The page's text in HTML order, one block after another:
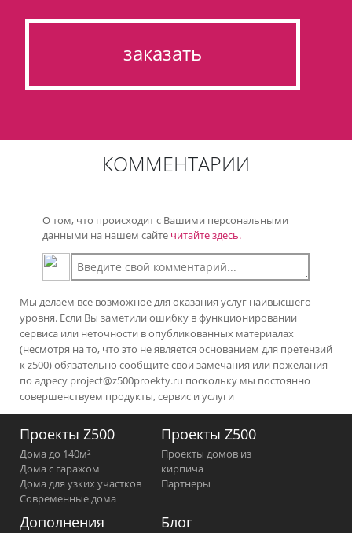
заказать
КОММЕНТАРИИ
О том, что происходит с Вашими персональными
данными на нашем сайте читайте здесь.
Мы делаем все возможное для оказания услуг наивысшего
уровня. Если Вы заметили ошибку в функционировании
сервиса или неточности в опубликованных материалах
(несмотря на то, что это не является основанием для претензий
к z500) обязательно сообщите свои замечания или пожелания
по адресу project@z500proekty.ru поскольку мы постоянно
совершенствуем продукты, сервис и услуги
Проекты Z500
Дома до 140м²
Дома с гаражом
Дома для узких участков
Современные дома
Проекты Z500
Проекты домов из
кирпича
Партнеры
Дополнения Блог